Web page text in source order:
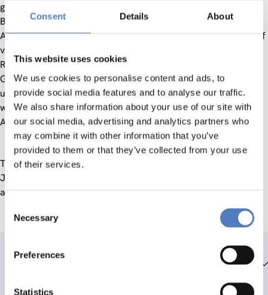
Consent Details About
This website uses cookies
We use cookies to personalise content and ads, to
provide social media features and to analyse our traffic.
We also share information about your use of our site with
our social media, advertising and analytics partners who
may combine it with other information that you’ve
provided to them or that they’ve collected from your use
of their services.
Selection
Necessary
Preferences
Statistics
großer Vielfalt einbezogen (Firmen, Vereine,
Bürgerinitiativen, Interessenvertretungen etc.). Über dieses
Angebot wird planungsrelevante Kommunikation in bezug auf
verschiedene Politikfelder der Stadt- und
Regionalentwicklung wie beispielsweise Beschäftigung,
Gesundheit, Bildung und Weiterbildung, Wohnen, Gesundheit
usw. intensiviert. Das entstandene Instrumentarium wurde
weitergeführt, u.a. auch als Instrument für das Projekt
ACTORES eingesetzt.
Trotz der auslaufenden Förderung durch die Stadt Wien im
Jahr 1999 konnte die WebSeite www.municipia.at weiter
ausgebaut und aktiv gehalten werden.